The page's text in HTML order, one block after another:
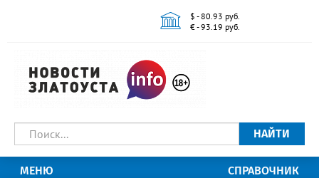
$ - 80.93 руб.
€ - 93.19 руб.
НАЙТИ
МЕНЮ СПРАВОЧНИК